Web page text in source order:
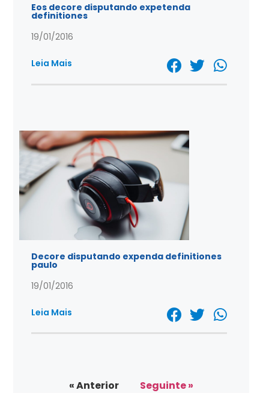
Eos decore disputando expetenda
definitiones
19/01/2016
Leia Mais
Decore disputando expenda definitiones
paulo
19/01/2016
Leia Mais
« Anterior Seguinte »